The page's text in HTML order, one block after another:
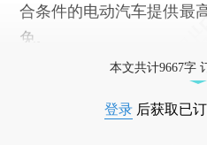
合条件的电动汽车提供最
免。
本文共计9667字
登录 后获取已